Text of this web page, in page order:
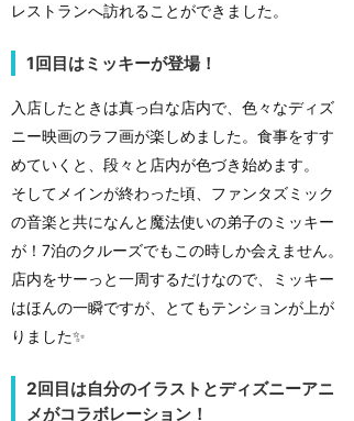
レストランへ訪れることができました。
1回目はミッキーが登場！
入店したときは真っ白な店内で、色々なディズ
ニー映画のラフ画が楽しめました。食事をすす
めていくと、段々と店内が色づき始めます。
そしてメインが終わった頃、ファンタズミック
の音楽と共になんと魔法使いの弟子のミッキー
が！7泊のクルーズでもこの時しか会えません。
店内をサーっと一周するだけなので、ミッキー
はほんの一瞬ですが、とてもテンションが上が
りました✨
2回目は自分のイラストとディズニーアニ
メがコラボレーション！